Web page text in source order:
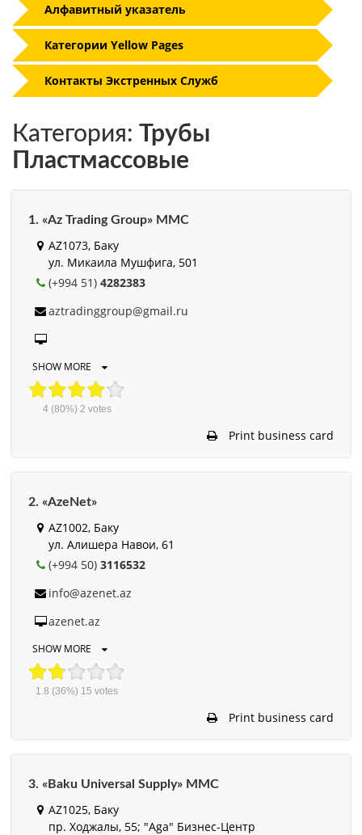
Категория: Трубы
Пластмассовые
1. «Az Trading Group» MMC
AZ1073, Баку
ул. Микаила Мушфига, 501
(+994 51) 4282383
aztradinggroup@gmail.ru
SHOW MORE
4(80%) 2 votes
Print business card
2. «AzeNet»
AZ1002, Баку
ул. Алишера Навои, 61
(+994 50) 3116532
info@azenet.az
azenet.az
SHOW MORE
1.8 (36%) 15 votes
Print business card
3. «Baku Universal Supply» MMC
AZ1025, Баку
пр. Ходжалы, 55; "Aga" Бизнес-Центр
Алфавитный указатель
Категории Yellow Pages
Контакты Экстренных Служб